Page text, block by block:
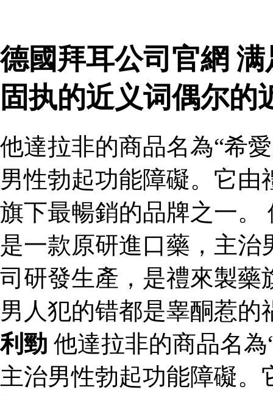
德國拜耳公司官網
固执的近义词偶尔的
他達拉非的商品名為“希
男性勃起功能障礙。它
旗下最暢銷的品牌之一。
是一款原研進口藥，主
司研發生產，是禮來製藥
男人犯的错都是睾酮惹
利勁 他達拉非的商品名
主治男性勃起功能障礙